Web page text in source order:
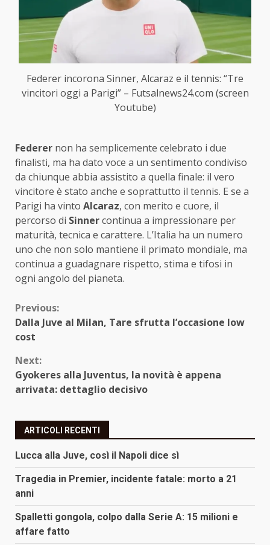
Federer incorona Sinner, Alcaraz e il tennis: “Tre
vincitori oggi a Parigi” – Futsalnews24.com (screen
Youtube)
Federer non ha semplicemente celebrato i due
finalisti, ma ha dato voce a un sentimento condiviso
da chiunque abbia assistito a quella finale: il vero
vincitore è stato anche e soprattutto il tennis. E se a
Parigi ha vinto Alcaraz, con merito e cuore, il
percorso di Sinnercontinua a impressionare per
maturità, tecnica e carattere. L’Italia ha un numero
uno che non solo mantiene il primato mondiale, ma
continua a guadagnare rispetto, stima e tifosi in
ogni angolo del pianeta.
Continue
Reading
Previous:
Dalla Juve al Milan, Tare sfrutta l’occasione low
cost
Next:
Gyokeres alla Juventus, la novità è appena
arrivata: dettaglio decisivo
ARTICOLI RECENTI
Lucca alla Juve, così il Napoli dice sì
Tragedia in Premier, incidente fatale: morto a 21
anni
Spalletti gongola, colpo dalla Serie A: 15 milioni e
affare fatto